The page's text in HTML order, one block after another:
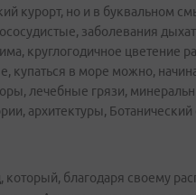
курорт, но и в буквальном
заболевания
круглогодичное цветение
купаться в море можно,
лечебные грязи,
архитектуры,
благодаря своему